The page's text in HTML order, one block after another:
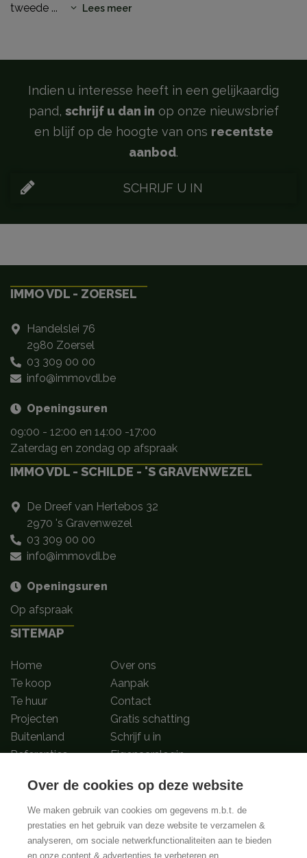
tweede ... Lees meer
Indien u interesse heeft in een gelijkaardig
pand, schrijf u dan in op onze nieuwsbrief
en blijf op de hoogte van ons recentste
aanbod.
SCHRIJF U IN
IMMO VDL - ZOERSEL
Handelslei 76
2980 Zoersel
03 309 00 00
info@immovdl.be
Openingsuren
09:00 - 12:00 en 14:00 -17:00
Zaterdag en zondag op afspraak
IMMO VDL - SCHILDE - 'S GRAVENWEZEL
De Dreef van Hertebos 32
2970 's Gravenwezel
03 309 00 00
info@immovdl.be
Openingsuren
Op afspraak
SITEMAP
Home
Te koop
Te huur
Projecten
Buitenland
Referenties
Over ons
Aanpak
Contact
Gratis schatting
Schrijf u in
Eigenaarslogin
Volg ons op
BIV-Erkende vastgoedmakelaar-bemiddelaars in België met BIV nummers
Over de cookies op deze website
We maken gebruik van cookies om gegevens m.b.t. de
prestaties en het gebruik van deze website te verzamelen &
analyseren, om sociale netwerkfunctionaliteiten aan te bieden
en onze content & advertenties te verbeteren en